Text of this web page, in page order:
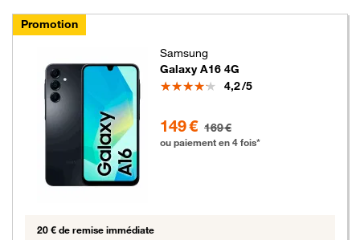
Promotion
Samsung
Galaxy A16 4G
Note
4,2/5
149 € 169 €
ou paiement en 4 fois*
20 € de remise immédiate